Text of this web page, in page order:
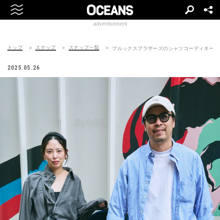
advertisement
トップ スナップ スナップ一覧 ブルックスブラザーズのシャツコーディネー
2025.05.26